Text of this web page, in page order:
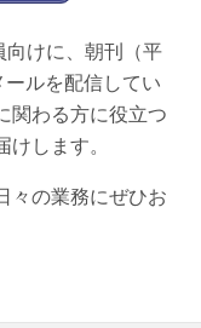
向けに、朝刊（平
ルを配信してい
関わる方に役立つ
します。
々の業務にぜひお